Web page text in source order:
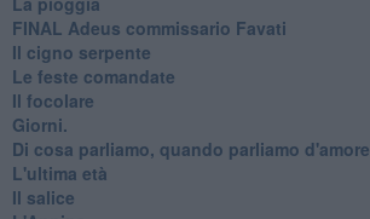
FINAL Adeus commissario Favati
Il cigno serpente
Le feste comandate
Il focolare
Giorni.
Di cosa parliamo, quando parliamo d'amore
L'ultima età
Il salice